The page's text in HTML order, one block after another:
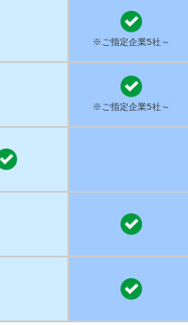
※ご指定企業5社～
※ご指定企業5社～